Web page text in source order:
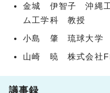
金城 伊智子 沖縄工
ム工学科 教授
小島 肇 琉球大学
山崎 暁 株式会社
議事録